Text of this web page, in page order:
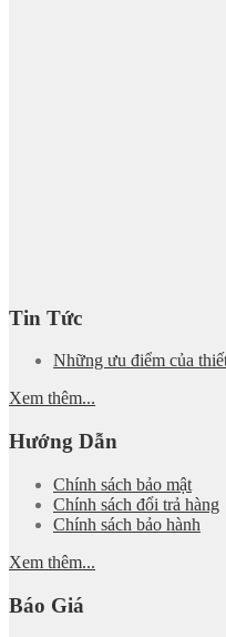
Tin Tức
Những ưu điểm của
Xem thêm...
Hướng Dẫn
Chính sách bảo mật
Chính sách đổi trả hàng
Chính sách bảo hành
Xem thêm...
Báo Giá